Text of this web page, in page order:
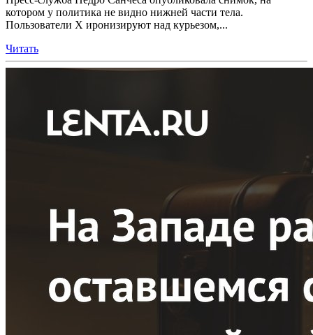
котором у политика не видно нижней части тела.
Пользователи X иронизируют над курьезом,...
Читать